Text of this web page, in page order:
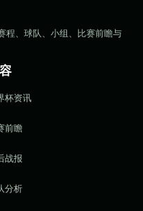
程、球队、小组、比赛前瞻与
杯资讯
前瞻
战报
分析